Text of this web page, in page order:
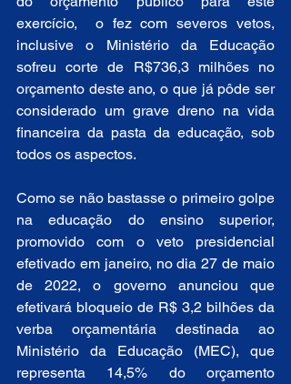
exercício,  o fez com severos vetos,
inclusive o Ministério da Educação
sofreu corte de R$736,3 milhões no
orçamento deste ano, o que já pôde ser
considerado um grave dreno na vida
financeira da pasta da educação, sob
todos os aspectos.
Como se não bastasse o primeiro golpe
na educação do ensino superior,
promovido com o veto presidencial
efetivado em janeiro, no dia 27 de maio
de 2022, o governo anunciou que
efetivará bloqueio de R$ 3,2 bilhões da
verba orçamentária destinada ao
Ministério da Educação (MEC), que
representa 14,5% do orçamento